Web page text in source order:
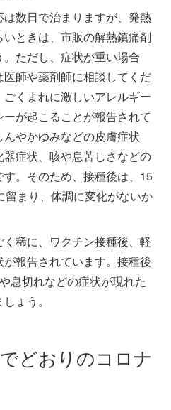
数日で治まりますが、発熱
ときは、市販の解熱鎮痛剤
ただし、症状が重い場合
師や薬剤師に相談してくだ
くまれに激しいアレルギー
が起こることが報告されて
やかゆみなどの皮膚症状
症状、咳や息苦しさなどの
。そのため、接種後は、15
留まり、体調に変化がないか
稀に、ワクチン接種後、軽
報告されています。接種後
息切れなどの症状が現れた
ょう。
どおりのコロナ